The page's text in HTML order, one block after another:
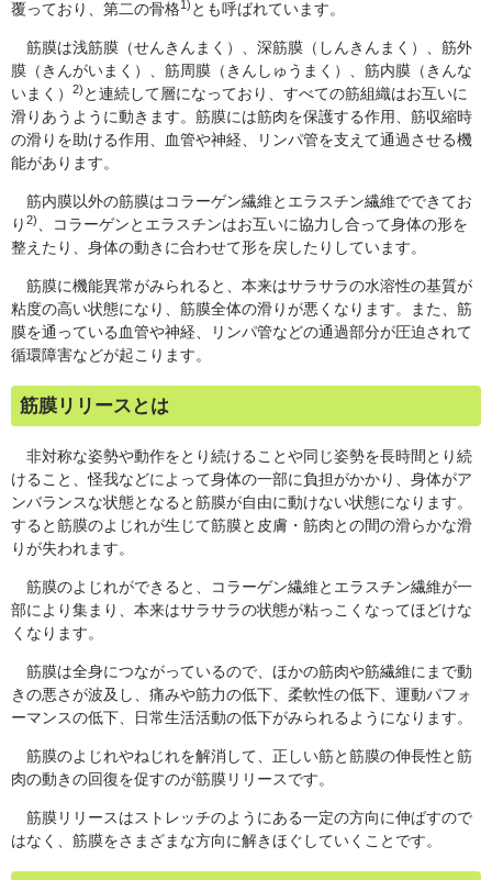
覆っており、第二の骨格1) とも呼ばれています。
筋膜は浅筋膜（せんきんまく）、深筋膜（しんきんまく）、筋外
膜（きんがいまく）、筋周膜（きんしゅうまく）、筋内膜（きんな
いまく）
2) と連続して層になっており、すべての筋組織はお互いに
滑りあうように動きます。筋膜には筋肉を保護する作用、筋収縮時
の滑りを助ける作用、血管や神経、リンパ管を支えて通過させる機
能があります。
筋内膜以外の筋膜はコラーゲン繊維とエラスチン繊維でできてお
り 2)
、コラーゲンとエラスチンはお互いに協力し合って身体の形を
整えたり、身体の動きに合わせて形を戻したりしています。
筋膜に機能異常がみられると、本来はサラサラの水溶性の基質が
粘度の高い状態になり、筋膜全体の滑りが悪くなります。また、筋
膜を通っている血管や神経、リンパ管などの通過部分が圧迫されて
循環障害などが起こります。
筋膜リリースとは
非対称な姿勢や動作をとり続けることや同じ姿勢を長時間とり続
けること、怪我などによって身体の一部に負担がかかり、身体がア
ンバランスな状態となると筋膜が自由に動けない状態になります。
すると筋膜のよじれが生じて筋膜と皮膚・筋肉との間の滑らかな滑
りが失われます。
筋膜のよじれができると、コラーゲン繊維とエラスチン繊維が一
部により集まり、本来はサラサラの状態が粘っこくなってほどけな
くなります。
筋膜は全身につながっているので、ほかの筋肉や筋繊維にまで動
きの悪さが波及し、痛みや筋力の低下、柔軟性の低下、運動パフォ
ーマンスの低下、日常生活活動の低下がみられるようになります。
筋膜のよじれやねじれを解消して、正しい筋と筋膜の伸長性と筋
肉の動きの回復を促すのが筋膜リリースです。
筋膜リリースはストレッチのようにある一定の方向に伸ばすので
はなく、筋膜をさまざまな方向に解きほぐしていくことです。